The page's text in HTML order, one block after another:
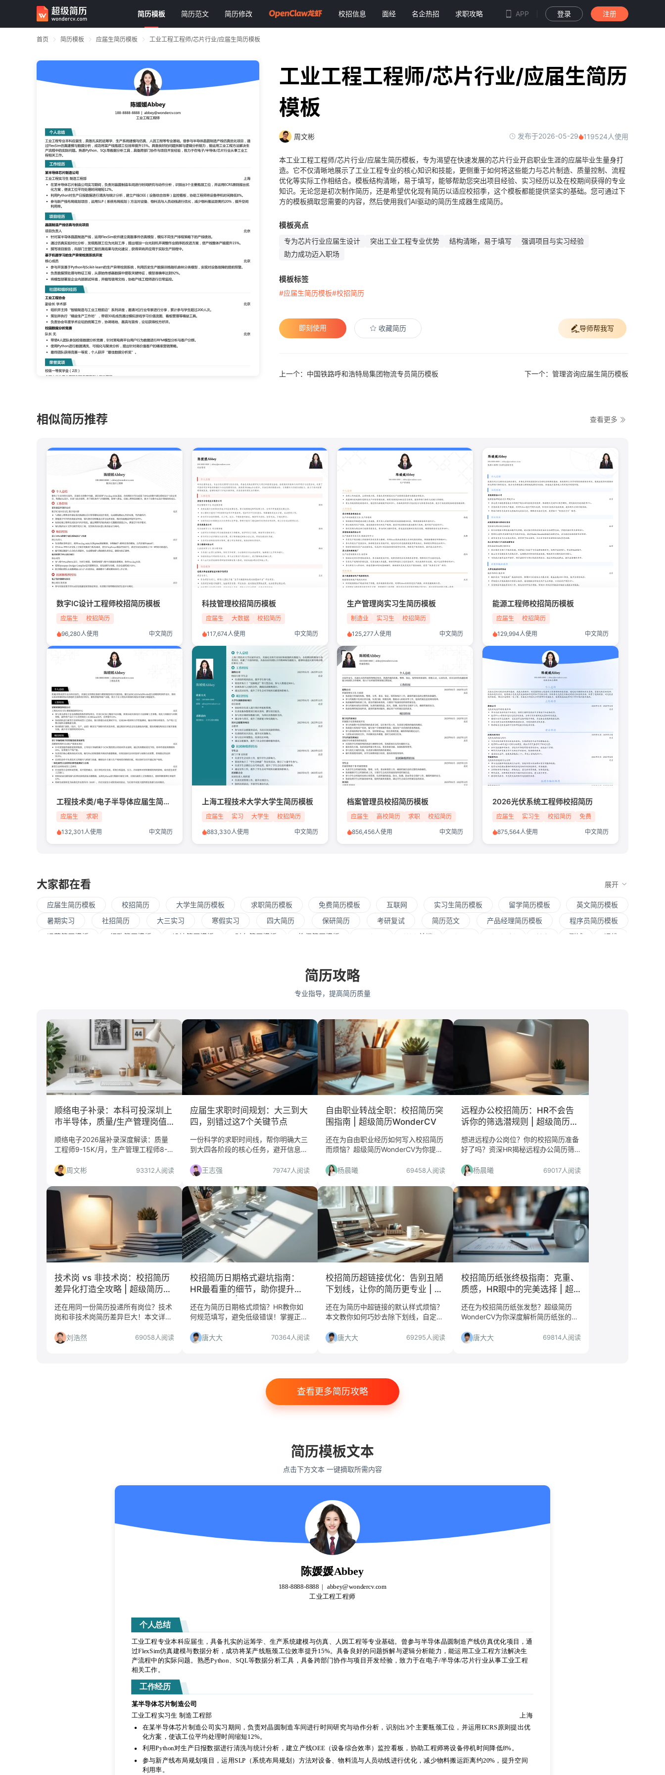
简历模板 简历范文 简历修改 校招信息 面经 名企热招 求职攻略 APP 登录 注册
首页 简历模板 应届生简历模板 工业工程工程师/芯片行业/应届生简历模板
工业工程工程师/芯片行业/应届生简历
模板
周文彬 发布于2026-05-29 119524人使用
本工业工程工程师/芯片行业/应届生简历模板，专为渴望在快速发展的芯片行业开启职业生涯的应届毕业生量身打
造。它不仅清晰地展示了工业工程专业的核心知识和技能，更侧重于如何将这些能力与芯片制造、质量控制、流程
优化等实际工作相结合。模板结构清晰，易于填写，能够帮助您突出项目经验、实习经历以及在校期间获得的专业
知识。无论您是初次制作简历，还是希望优化现有简历以适应校招季，这个模板都能提供坚实的基础。您可通过下
方的模板摘取您需要的内容，然后使用我们AI驱动的简历生成器生成简历。
模板亮点
专为芯片行业应届生设计 突出工业工程专业优势 结构清晰，易于填写
强调项目与实习经验
助力成功迈入职场
模板标签
#应届生简历模板#校招简历
即刻使用 收藏简历 导师帮我写
上一个：中国铁路呼和浩特局集团物流专员简历模板 下一个：管理咨询应届生简历模板
相似简历推荐 查看更多
数字IC设计工程师校招简历模板
应届生 校招简历
96,280人使用 中文简历
科技管理校招简历模板
应届生 大数据 校招简历
117,674人使用 中文简历
生产管理岗实习生简历模板
制造业 实习生 校招简历
125,277人使用 中文简历
能源工程师校招简历模板
应届生 校招简历
129,994人使用 中文简历
工程技术类/电子半导体应届生简历模板
应届生 求职
132,301人使用 中文简历
上海工程技术大学大学生简历模板
应届生 实习 大学生 校招简历
883,330人使用 中文简历
档案管理员校招简历模板
应届生 高校简历 求职 校招简历
856,456人使用 中文简历
2026光伏系统工程师校招简历
应届生 实习生 校招简历 免费
875,564人使用 中文简历
大家都在看 展开
应届生简历模板 校招简历 大学生简历模板 求职简历模板 免费简历模板 互联网 实习生简历模板 留学简历模板
英文简历模板
暑期实习
社招简历 大三实习 寒假实习 四大简历 保研简历 考研复试 简历范文 产品经理简历模板
程序员简历模板
运营简历模板
行政简历模板 设计简历模板 财务简历模板 教师简历模板 python Web前端 Java Andorid iOS 测试
运维
采购贸易 商务拓展
武汉大学
暨南大学 金融
经济学
传播学 市场营销 会计学 艺术与设计 电子信息工程 教育学
简历攻略
专业指导，提高简历质量
顺络电子补录：本科可投深圳上
市半导体，质量/生产管理岗值
顺络电子2026届补录深度解读：质量
工程师9-15K/月，生产管理工程师8-
司，适合求稳工科生保底。
周文彬 93312人阅读
应届生求职时间规划：大三到大
四，别错过这7个关键节点
一份科学的求职时间线，帮你明确大三
到大四各阶段的核心任务，避开信息差
现高效上岸。
王志强 79747人阅读
自由职业转战全职：校招简历突
围指南 | 超级简历WonderCV
还在为自由职业经历如何写入校招简历
而烦恼？超级简历WonderCV为你提供
经验和技能，助你成功斩获全职offer！
杨晨曦 69458人阅读
远程办公校招简历：HR不会告
诉你的筛选潜规则 | 超级简历
想进远程办公岗位？你的校招简历准备
好了吗？资深HR揭秘远程办公简历筛
有超级简历WonderCV助你打造完美远
程办公简历。
杨晨曦 69017人阅读
技术岗 vs 非技术岗：校招简历
差异化打造全攻略 | 超级简历
还在用同一份简历投递所有岗位？技术
岗和非技术岗简历差异巨大！本文详解
技能和项目经验，助你精准打造高匹配
度简历，斩获心仪offer！更有超级简历
刘浩然 69058人阅读
校招简历日期格式避坑指南：
HR最看重的细节，助你提升
WonderCV
还在为简历日期格式烦恼？HR教你如
何规范填写，避免低级错误！掌握正确
而出。更有超级简历WonderCV工具助
你一键生成完美简历！
唐大大 70364人阅读
校招简历超链接优化：告别丑陋
下划线，让你的简历更专业 | 超
还在为简历中超链接的默认样式烦恼？
本文教你如何巧妙去除下划线，自定义
脱颖而出。更有超级简历WonderCV助
你一键美化，提升求职成功率！
唐大大 69295人阅读
校招简历纸张终极指南：克重、
质感，HR眼中的完美选择 | 超
还在为校招简历纸张发愁？超级简历
WonderCV为你深度解析简历纸张的克
亮的完美简历，提升求职成功率！
唐大大 69814人阅读
查看更多简历攻略
简历模板文本
点击下方文本 一键摘取所需内容
陈媛媛Abbey
188-8888-8888
abbey@wondercv.com
工业工程工程师
个人总结
工业工程专业本科应届生，具备扎实的运筹学、生产系统建模与仿真、人因工程等专业基础。曾参与半导体晶圆制造产线仿真优化项目，通
过FlexSim仿真建模与数据分析，成功将某产线瓶颈工位效率提升15%。具备良好的问题拆解与逻辑分析能力，能运用工业工程方法解决生
产流程中的实际问题。熟悉Python、SQL等数据分析工具，具备跨部门协作与项目开发经验，致力于在电子/半导体/芯片行业从事工业工程
相关工作。
工作经历
某半导体芯片制造公司
工业工程实习生 制造工程部
上海
在某半导体芯片制造公司实习期间，负责对晶圆制造车间进行时间研究与动作分析，识别出3个主要瓶颈工位，并运用ECRS原则提出优
化方案，使该工位平均处理时间缩短12%。
利用Python对生产日报数据进行清洗与统计分析，建立产线OEE（设备综合效率）监控看板，协助工程师将设备停机时间降低8%。
参与新产线布局规划项目，运用SLP（系统布局规划）方法对设备、物料流与人员动线进行优化，减少物料搬运距离约20%，提升空间
利用率。
工业工程工程师
个人总结
工业工程专业本科应届生，具备扎实的运筹学、生产系统建模与仿真、人因工程等专业基础。曾参与半导体晶圆制造产线仿真优化项目，通
过FlexSim仿真建模与数据分析，成功将某产线瓶颈工位效率提升15%。具备良好的问题拆解与逻辑分析能力，能运用工业工程方法解决生
相关工作。
工作经历
某半导体芯片制造公司
工业工程实习生 制造工程部
在某半导体芯片制造公司实习期间，负责对晶圆制造车间进行时间研究与动作分析，识别出3个主要瓶颈工位，并运用ECRS原则提出优